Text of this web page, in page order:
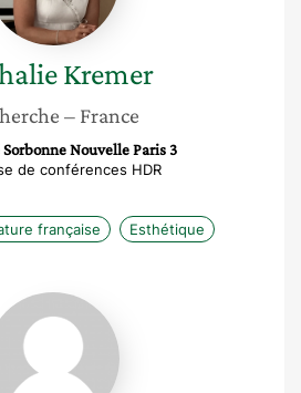
Kremer
– France
Nouvelle Paris 3
de conférences HDR
française Esthétique
Cécile
Chatelet